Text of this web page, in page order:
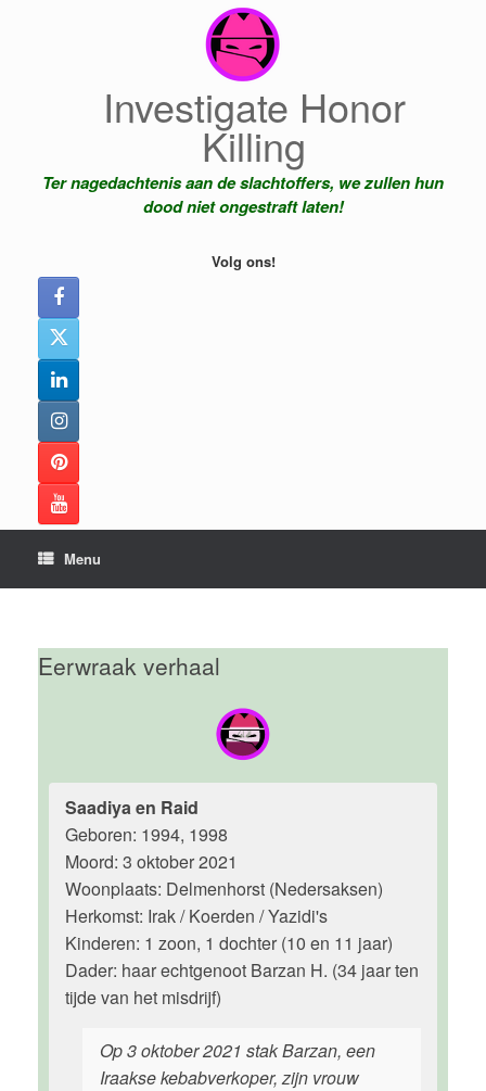
Investigate Honor
Killing
Ter nagedachtenis aan de slachtoffers, we zullen hun
dood niet ongestraft laten!
Volg ons!
Menu
Eerwraak verhaal
Saadiya en Raid
Geboren: 1994, 1998
Moord: 3 oktober 2021
Woonplaats: Delmenhorst (Nedersaksen)
Herkomst: Irak / Koerden / Yazidi's
Kinderen: 1 zoon, 1 dochter (10 en 11 jaar)
Dader: haar echtgenoot Barzan H. (34 jaar ten
tijde van het misdrijf)
Op 3 oktober 2021 stak Barzan, een
Iraakse kebabverkoper, zijn vrouw